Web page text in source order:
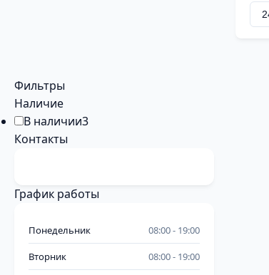
Фильтры
Наличие
В наличии3
Контакты
График работы
Понедельник 08:00 19:00
Вторник 08:00 19:00